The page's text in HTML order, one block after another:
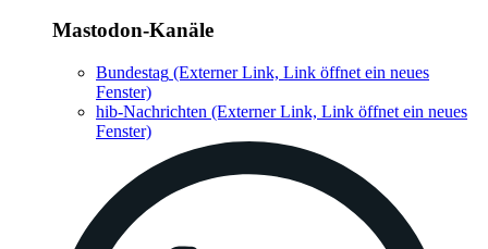
Mastodon-Kanäle
Bundestag (Externer Link, Link öffnet ein neues
Fenster)
hib-Nachrichten (Externer Link, Link öffnet ein neues
Fenster)